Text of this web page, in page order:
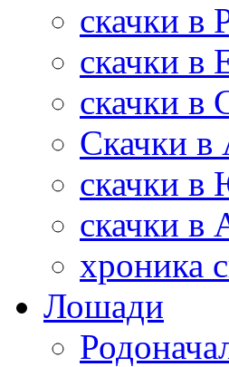
скачки в
скачки в
скачки
Скачки в
скачки
скачки в
хроника
Лошади